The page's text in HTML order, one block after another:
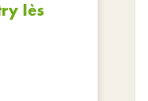
lès